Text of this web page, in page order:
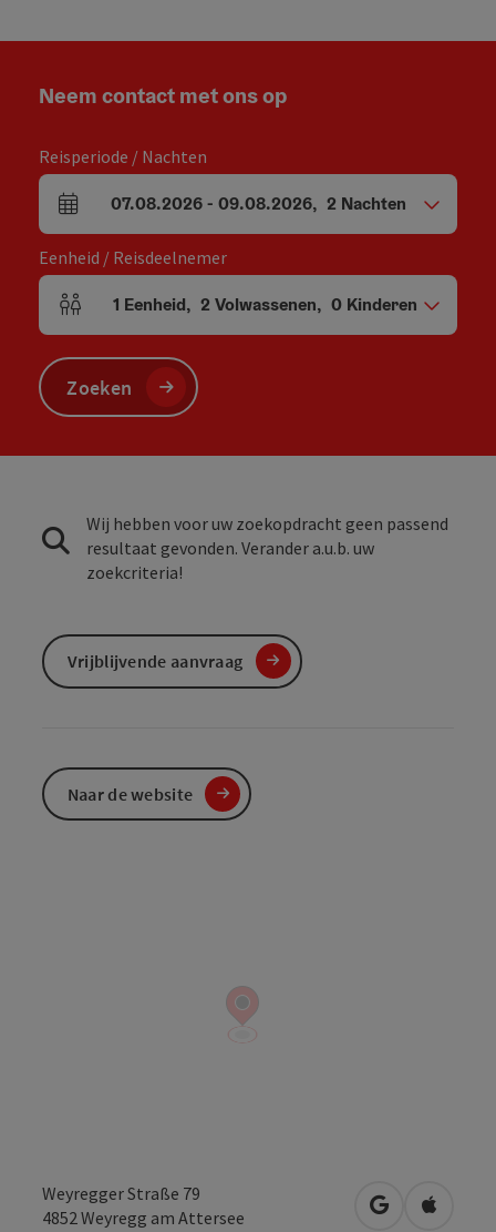
Weyregger Straße 79
4852 Weyregg am Attersee Openen in
Neem contact met ons op
Reisperiode / Nachten
Velden voor aankomst en vertrek
07.08.2026- 09.08.2026, 2 Nachten
Eenheid / Reisdeelnemer
Aantal eenheden en persoonsvelden
1 Eenheid, 2 Volwassenen, 0 Kinderen
Zoeken
Wij hebben voor uw zoekopdracht geen passend
resultaat gevonden. Verander a.u.b. uw
zoekcriteria!
Vrijblijvende aanvraag
Naar de website